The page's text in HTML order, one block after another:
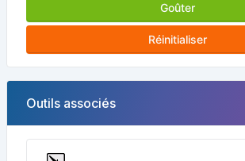
Goûter
Réinitialiser
Outils associés